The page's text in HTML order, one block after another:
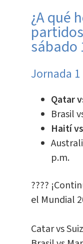
¿A qué
sábado
Jornada 1
Qatar
Brasil
Haití
p.m.
????
el Mundial
Catar vs